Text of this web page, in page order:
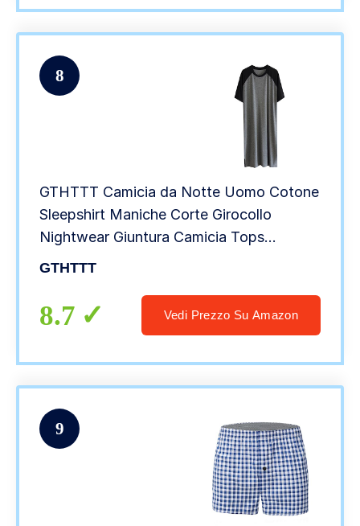
8
GTHTTT Camicia da Notte Uomo Cotone
Sleepshirt Maniche Corte Girocollo
Nightwear Giuntura Camicia Tops
Comodo Traspirante Pigiami Lunghezza
GTHTTT
8.7 Vedi Prezzo Su Amazon
9